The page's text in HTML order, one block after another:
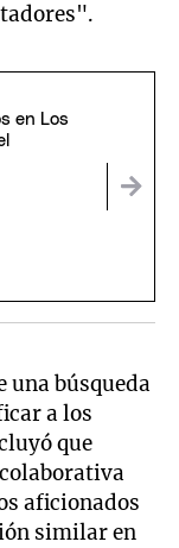
en Los
una búsqueda
a los
que
aficionados
similar en